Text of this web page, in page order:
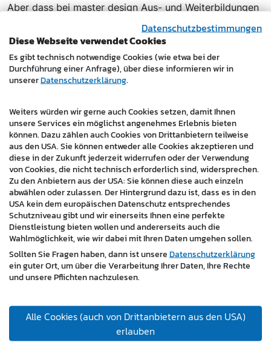
Aber dass bei master design Aus- und Weiterbildungen
Davon profitieren vor allem unsere Kunden:
Bei der Planung eines IT-Projektes, digitale Produkte
oder Relaunches unterstützen wir Sie als Impulsgeber.
Ihre Chancen und Risiken, erheben den
Digitalisierungsstand Ihres Unternehmens und zeigen
Optimierungschancen auf. Als Full-Service-Agentur
bleibt es aber nicht nur bei der Beratung: Wir helfen bei
der Umsetzung der geplanten Maßnahmen und
betreuen Sie auch nach Start Ihres Digitalprojekts.
Außerdem gut zu wissen:
Im Zuge der KMU-Digital Offensive gibt es momentan
einige Möglichkeiten zur
Förderung .
Datenschutzbestimmungen
Diese Webseite verwendet Cookies
Es gibt technisch notwendige Cookies (wie etwa bei der
Durchführung einer Anfrage), über diese informieren wir in
unsererDatenschutzerklärung.
Weiters würden wir gerne auch Cookies setzen, damit Ihnen
unsere Services ein möglichst angenehmes Erlebnis bieten
können. Dazu zählen auch Cookies von Drittanbietern teilweise
aus den USA. Sie können entweder alle Cookies akzeptieren und
diese in der Zukunft jederzeit widerrufen oder der Verwendung
von Cookies, die nicht technisch erforderlich sind, widersprechen.
Zu den Anbietern aus der USA: Sie können diese auch einzeln
abwählen oder zulassen. Der Hintergrund dazu ist, dass es in den
USA kein dem europäischen Datenschutz entsprechendes
Schutzniveau gibt und wir einerseits Ihnen eine perfekte
Dienstleistung bieten wollen und andererseits auch die
Wahlmöglichkeit, wie wir dabei mit Ihren Daten umgehen sollen.
Sollten Sie Fragen haben, dann ist unsereDatenschutzerklärung
ein guter Ort, um über die Verarbeitung Ihrer Daten, Ihre Rechte
und unsere Pflichten nachzulesen.
Alle Cookies (auch von Drittanbietern aus den USA)
erlauben